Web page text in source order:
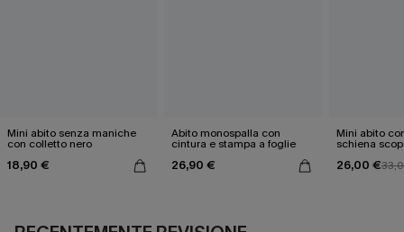
Mini abito senza maniche
con colletto nero
18,90 €
Abito monospalla con
cintura e stampa a foglie
26,90 €
Mini abito
schiena
26,00 €